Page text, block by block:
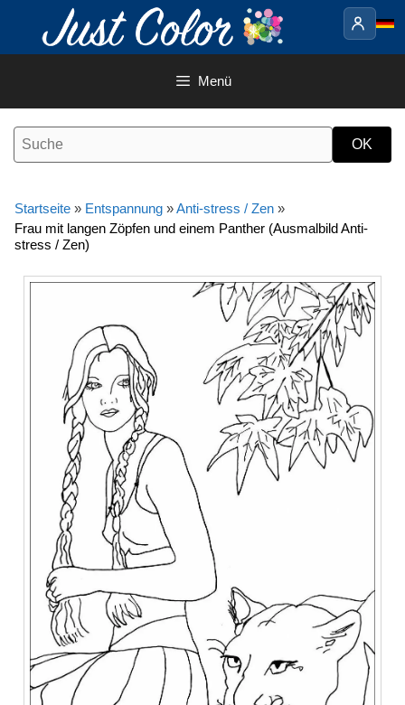
Inhalt
Menü
Startseite » Entspannung »Anti-stress / Zen »
Frau mit langen Zöpfen und einem Panther (Ausmalbild Anti-
stress / Zen)